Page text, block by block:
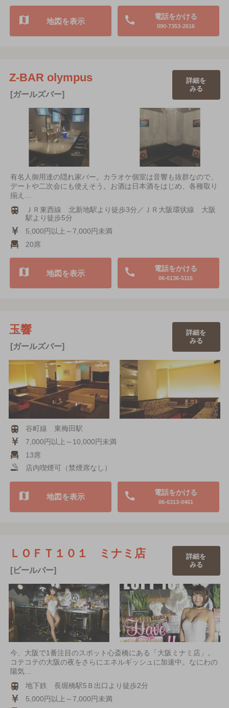
電話をかける
090-7353-2616
地図を表示
Z-BAR olympus
[ガールズバー]
詳細を
みる
有名人御用達の隠れ家バー。カラオケ個室は音響も抜群なので、
デートや二次会にも使えそう。お酒は日本酒をはじめ、各種取り
揃え…
ＪＲ東西線 北新地駅より徒歩3分／ＪＲ大阪環状線 大阪
駅より徒歩5分
5,000円以上～7,000円未満
20席
電話をかける
06-6136-5116
地図を表示
玉響
[ガールズバー]
詳細を
みる
谷町線 東梅田駅
7,000円以上～10,000円未満
13席
店内喫煙可（禁煙席なし）
電話をかける
06-6313-0461
地図を表示
ＬＯＦＴ１０１ ミナミ店
[ビールバー]
詳細を
みる
今、大阪で1番注目のスポット心斎橋にある「大阪ミナミ店」。
コテコテの大阪の夜をさらにエネルギッシュに加速中。なにわの
陽気…
地下鉄 長堀橋駅5Ｂ出口より徒歩2分
5,000円以上～7,000円未満